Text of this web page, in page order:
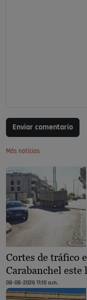
Enviar comentario
Más noticias
Cortes de tráfico
Carabanchel este
08-08-2026 11:10 a.m.